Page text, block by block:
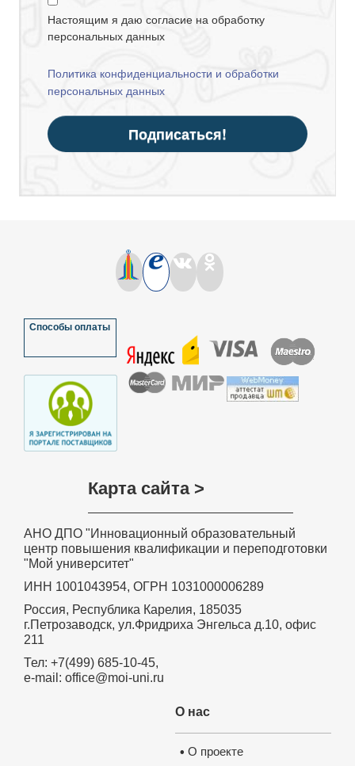
Настоящим я даю согласие на обработку
персональных данных
Политика конфиденциальности и обработки
персональных данных
Подписаться!
Способы оплаты
Карта сайта >
АНО ДПО "Инновационный образовательный
центр повышения квалификации и переподготовки
"Мой университет"
ИНН 1001043954, ОГРН 1031000006289
Россия, Республика Карелия, 185035
г.Петрозаводск, ул.Фридриха Энгельса д.10, офис
211
Тел: +7(499) 685-10-45,
e-mail: office@moi-uni.ru
О нас
• О проекте